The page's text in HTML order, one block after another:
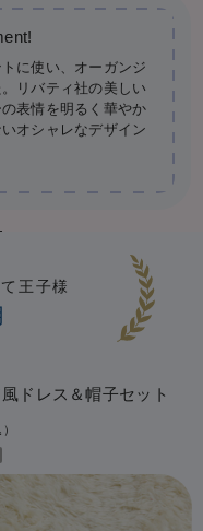
に使い、オーガンジ
リバティ社の美しい
表情を明るく華やか
オシャレなデザイン
王子様
ドレス＆帽子セット